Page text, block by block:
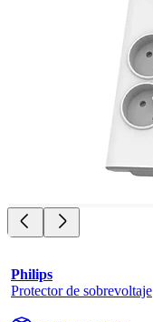
Philips
Protector de sobrevoltaje